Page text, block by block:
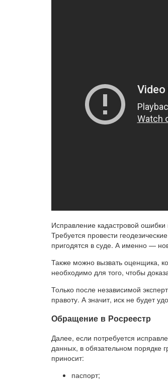
Исправление кадастровой
Требуется провести
пригодятся в суде. А именно —
Также можно вызвать оценщика,
необходимо для того, чтобы
Только после независимой
правоту. А значит, иск не будет
Обращение в Росреестр
Далее, если потребуется
данных, в обязательном порядке
приносит:
паспорт;